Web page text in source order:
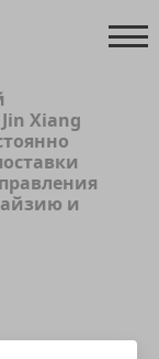
Xiang
и